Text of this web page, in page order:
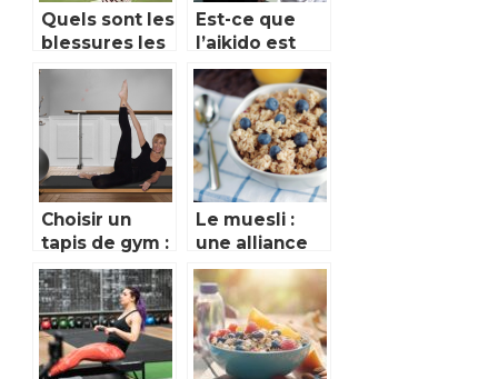
Quels sont les
blessures les
plus
fréquents en
tennis ?
Est-ce que
l’aikido est
efficace ?
Choisir un
tapis de gym :
les conseils a
suivre
Le muesli :
une alliance
parfaite de
glucides
complexes
pour les
athlètes